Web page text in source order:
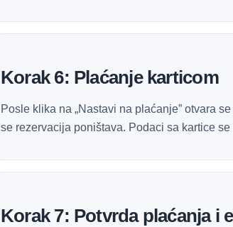
Korak 6: Plaćanje karticom
Posle klika na „Nastavi na plaćanje” otvara
se rezervacija poništava. Podaci sa kartice
Korak 7: Potvrda plaćanja i